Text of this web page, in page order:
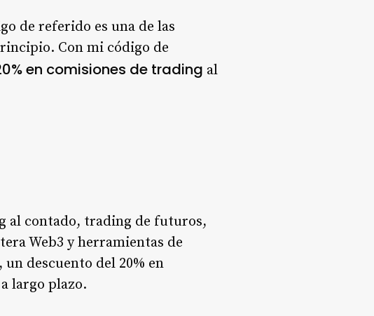
de referido es una de las
Con mi código de
en comisiones de trading al
al contado, trading de futuros,
Web3 y herramientas de
descuento del 20% en
largo plazo.